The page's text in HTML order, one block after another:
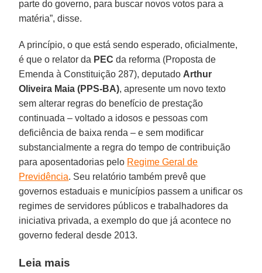
parte do governo, para buscar novos votos para a
matéria”, disse.
A princípio, o que está sendo esperado, oficialmente,
é que o relator da PEC da reforma (Proposta de
Emenda à Constituição 287), deputado Arthur
Oliveira Maia (PPS-BA), apresente um novo texto
sem alterar regras do benefício de prestação
continuada – voltado a idosos e pessoas com
deficiência de baixa renda – e sem modificar
substancialmente a regra do tempo de contribuição
para aposentadorias pelo Regime Geral de
Previdência. Seu relatório também prevê que
governos estaduais e municípios passem a unificar os
regimes de servidores públicos e trabalhadores da
iniciativa privada, a exemplo do que já acontece no
governo federal desde 2013.
Leia mais